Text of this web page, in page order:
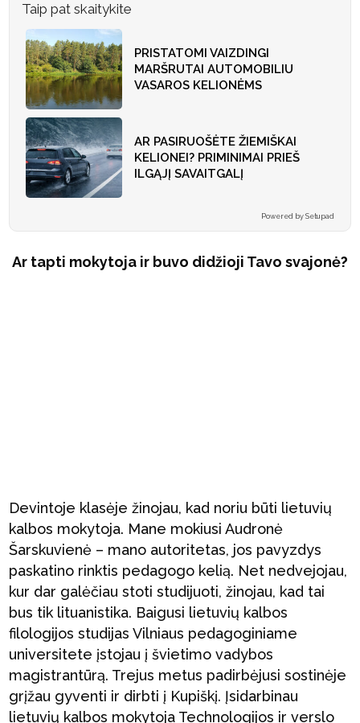
Taip pat skaitykite
PRISTATOMI VAIZDINGI
MARŠRUTAI AUTOMOBILIU
VASAROS KELIONĖMS
AR PASIRUOŠĖTE ŽIEMIŠKAI
KELIONEI? PRIMINIMAI PRIEŠ
ILGĄJĮ SAVAITGALĮ
Powered by Setupad
Ar tapti mokytoja ir buvo didžioji Tavo svajonė?
Devintoje klasėje žinojau, kad noriu būti lietuvių
kalbos mokytoja. Mane mokiusi Audronė
Šarskuvienė – mano autoritetas, jos pavyzdys
paskatino rinktis pedagogo kelią. Net nedvejojau,
kur dar galėčiau stoti studijuoti, žinojau, kad tai
bus tik lituanistika. Baigusi lietuvių kalbos
filologijos studijas Vilniaus pedagoginiame
universitete įstojau į švietimo vadybos
magistrantūrą. Trejus metus padirbėjusi sostinėje
grįžau gyventi ir dirbti į Kupiškį. Įsidarbinau
lietuvių kalbos mokytoja Technologijos ir verslo